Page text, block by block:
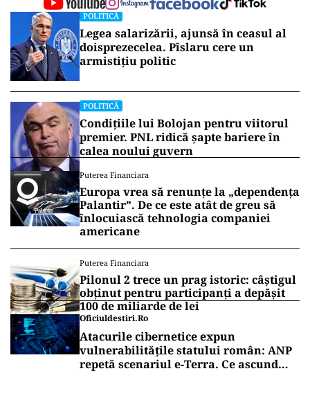
POLITICĂ
Legea salarizării, ajunsă în ceasul al
doisprezecelea. Pîslaru cere un
armistițiu politic
POLITICĂ
Condițiile lui Bolojan pentru viitorul
premier. PNL ridică șapte bariere în
calea noului guvern
Puterea Financiara
Europa vrea să renunțe la „dependența
Palantir”. De ce este atât de greu să
înlocuiască tehnologia companiei
americane
Puterea Financiara
Pilonul 2 trece un prag istoric: câștigul
obținut pentru participanți a depășit
100 de miliarde de lei
Oficiuldestiri.ro
Atacurile cibernetice expun
vulnerabilitățile statului român: ANP
repetă scenariul e‑Terra. Ce ascund